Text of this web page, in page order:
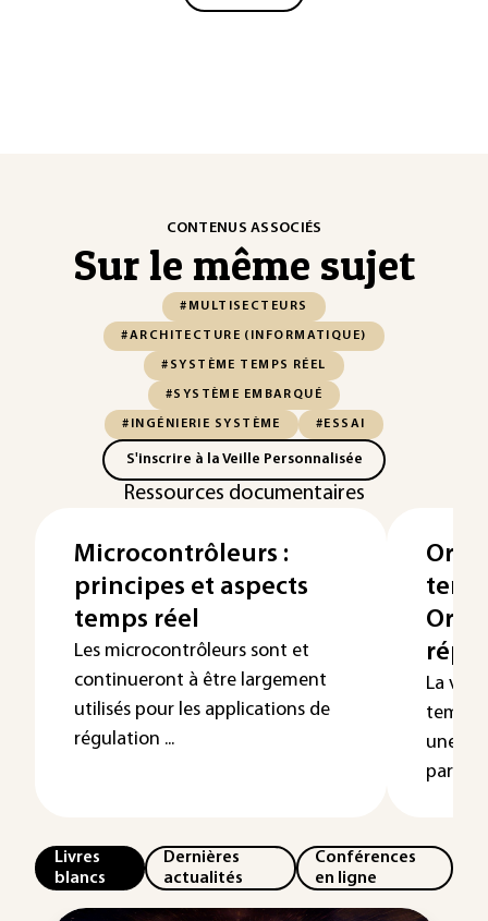
CONTENUS ASSOCIÉS
Sur le même sujet
#MULTISECTEURS
#ARCHITECTURE (INFORMATIQUE)
#SYSTÈME TEMPS RÉEL
#SYSTÈME EMBARQUÉ
#INGÉNIERIE SYSTÈME #ESSAI
S'inscrire à la Veille Personnalisée
Ressources documentaires
Microcontrôleurs :
principes et aspects
temps réel
Les microcontrôleurs sont et
continueront à être largement
utilisés pour les applications de
régulation ...
La
temps
une
Livres
blancs
Dernières
actualités
Conférences
en ligne